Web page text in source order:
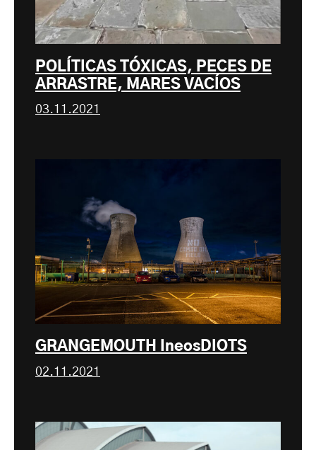
POLÍTICAS TÓXICAS, PECES DE
ARRASTRE, MARES VACÍOS
03.11.2021
GRANGEMOUTH IneosDIOTS
02.11.2021